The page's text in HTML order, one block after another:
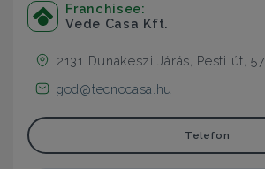
Franchisee:
Vede Casa Kft.
2131 Dunakeszi Járás, Pesti út, 57.
god@tecnocasa.hu
Telefon